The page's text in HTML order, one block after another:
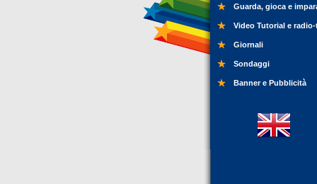
Guarda, gioca e
Video Tutorial e
Giornali
Sondaggi
Banner e Pubblicità